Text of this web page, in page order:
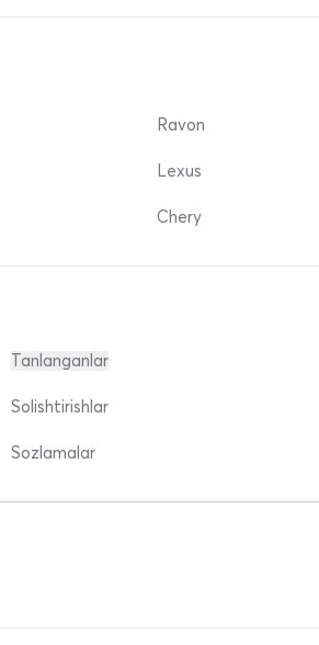
Ravon
Lexus
Chery
Tanlanganlar
Solishtirishlar
Sozlamalar